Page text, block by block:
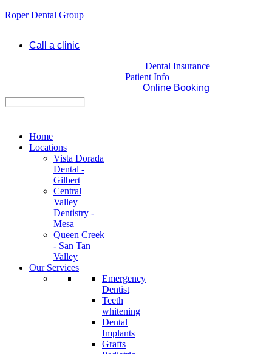
Roper Dental Group
Call a clinic
Dental Insurance
Patient Info
Online Booking
Home
Locations
Vista Dorada
Dental -
Gilbert
Central
Valley
Dentistry -
Mesa
Queen Creek
- San Tan
Valley
Our Services
Emergency
Dentist
Teeth
whitening
Dental
Implants
Grafts